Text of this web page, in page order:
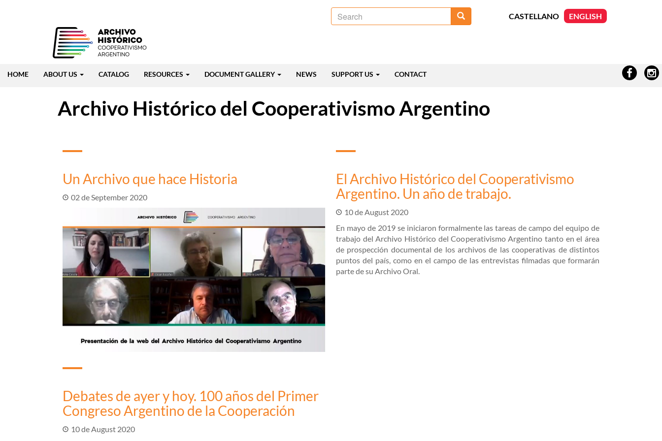
Search Search CASTELLANO ENGLISH
Navegación
HOME ABOUT US CATALOG RESOURCES DOCUMENT GALLERY NEWS SUPPORT US CONTACT
Archivo Histórico del Cooperativismo Argentino
Un Archivo que hace Historia
02 de September 2020
Debates de ayer y hoy. 100 años del Primer
Congreso Argentino de la Cooperación
10 de August 2020
El Archivo Histórico del Cooperativismo
Argentino. Un año de trabajo.
10 de August 2020
En mayo de 2019 se iniciaron formalmente las tareas de campo del equipo de
trabajo del Archivo Histórico del Cooperativismo Argentino tanto en el área
de prospección documental de los archivos de las cooperativas de distintos
puntos del país, como en el campo de las entrevistas filmadas que formarán
parte de su Archivo Oral.